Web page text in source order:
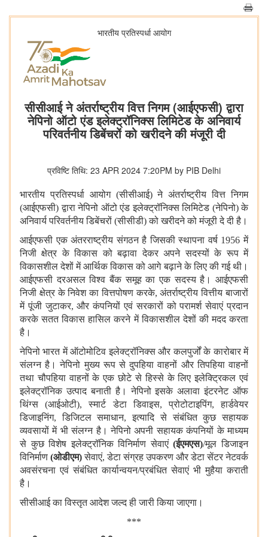
भारतीय प्रतिस्पर्धा आयोग
सीसीआई ने अंतर्राष्ट्रीय वित्त निगम (आईएफसी) द्वारा
नेपिनो ऑटो एंड इलेक्ट्रॉनिक्स लिमिटेड के अनिवार्य
परिवर्तनीय डिबेंचरों को खरीदने की मंजूरी दी
प्रविष्टि तिथि: 23 APR 2024 7:20PM by PIB Delhi
भारतीय प्रतिस्पर्धा आयोग (सीसीआई) ने अंतर्राष्ट्रीय वित्त निगम
(आईएफसी) द्वारा नेपिनो ऑटो एंड इलेक्ट्रॉनिक्स लिमिटेड (नेपिनो) के
अनिवार्य परिवर्तनीय डिबेंचरों (सीसीडी) को खरीदने को मंजूरी दे दी है।
आईएफसी एक अंतरराष्ट्रीय संगठन है जिसकी स्थापना वर्ष 1956 में
निजी क्षेत्र के विकास को बढ़ावा देकर अपने सदस्यों के रूप में
विकासशील देशों में आर्थिक विकास को आगे बढ़ाने के लिए की गई थी।
आईएफसी दरअसल विश्व बैंक समूह का एक सदस्य है। आईएफसी
निजी क्षेत्र के निवेश का वित्तपोषण करके, अंतर्राष्ट्रीय वित्तीय बाजारों
में पूंजी जुटाकर, और कंपनियों एवं सरकारों को परामर्श सेवाएं प्रदान
करके सतत विकास हासिल करने में विकासशील देशों की मदद करता
है।
नेपिनो भारत में ऑटोमोटिव इलेक्ट्रॉनिक्स और कलपुर्जों के कारोबार में
संलग्‍न है। नेपिनो मुख्य रूप से दुपहिया वाहनों और तिपहिया वाहनों
तथा चौपहिया वाहनों के एक छोटे से हिस्से के लिए इलेक्ट्रिकल एवं
इलेक्ट्रॉनिक उत्पाद बनाती है। नेपिनो इसके अलावा इंटरनेट ऑफ
थिंग्स (आईओटी), स्मार्ट डेटा डिवाइस, प्रोटोटाइपिंग, हार्डवेयर
डिजाइनिंग, डिजिटल समाधान, इत्‍यादि से संबंधित कुछ सहायक
व्यवसायों में भी संलग्न है। नेपिनो अपनी सहायक कंपनियों के माध्यम
से कुछ विशेष इलेक्ट्रॉनिक विनिर्माण सेवाएं(ईएमएस)/मूल डिजाइन
विनिर्माण (ओडीएम)सेवाएं, डेटा संग्रह उपकरण और डेटा सेंटर नेटवर्क
अवसंरचना एवं संबंधित कार्यान्वयन/प्रबंधित सेवाएं भी मुहैया कराती
है।
सीसीआई का विस्तृत आदेश जल्‍द ही जारी किया जाएगा।
***